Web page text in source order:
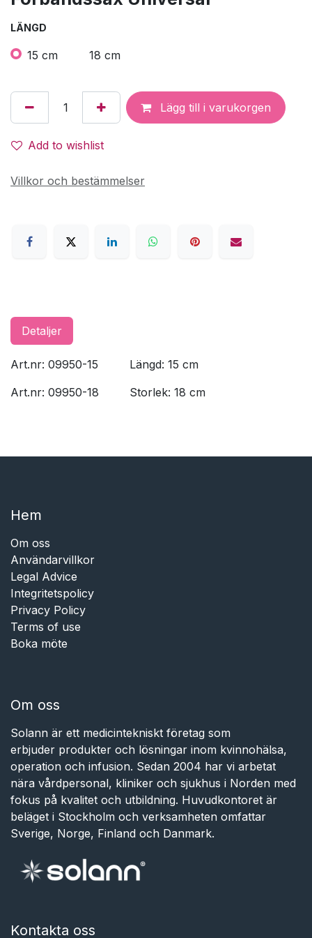
LÄNGD
15 cm 18 cm
Lägg till i varukorgen
Add to wishlist
Villkor och bestämmelser
Detaljer
Art.nr: 09950-15
​Längd: 15 cm
Art.nr: 09950-18
​Storlek: 18 cm
Hem​​
Om oss
Användarvillkor
Legal Advice
Integritetspolicy
Privacy Policy
Terms of use
Boka möte
Om oss
Solann är ett medicintekniskt företag som
erbjuder produkter och lösningar inom kvinnohälsa,
operation och infusion. Sedan 2004 har vi arbetat
nära vårdpersonal, kliniker och sjukhus i Norden med
fokus på kvalitet och utbildning. Huvudkontoret är
beläget i Stockholm och verksamheten omfattar
Sverige, Norge, Finland och Danmark.
Kontakta oss